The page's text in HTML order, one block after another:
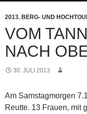
SPRINGEN
2013, BERG- UND
VOM
NACH
30. JULI 2013
Am Samstagmorgen
Reutte. 13 Frauen, mit